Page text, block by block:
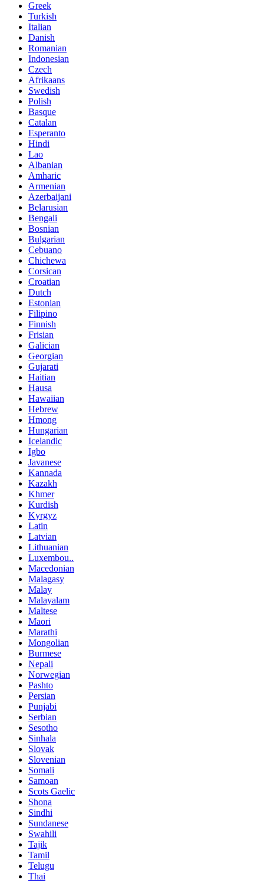
Greek
Turkish
Italian
Danish
Romanian
Indonesian
Czech
Afrikaans
Swedish
Polish
Basque
Catalan
Esperanto
Hindi
Lao
Albanian
Amharic
Armenian
Azerbaijani
Belarusian
Bengali
Bosnian
Bulgarian
Cebuano
Chichewa
Corsican
Croatian
Dutch
Estonian
Filipino
Finnish
Frisian
Galician
Georgian
Gujarati
Haitian
Hausa
Hawaiian
Hebrew
Hmong
Hungarian
Icelandic
Igbo
Javanese
Kannada
Kazakh
Khmer
Kurdish
Kyrgyz
Latin
Latvian
Lithuanian
Luxembou..
Macedonian
Malagasy
Malay
Malayalam
Maltese
Maori
Marathi
Mongolian
Burmese
Nepali
Norwegian
Pashto
Persian
Punjabi
Serbian
Sesotho
Sinhala
Slovak
Slovenian
Somali
Samoan
Scots Gaelic
Shona
Sindhi
Sundanese
Swahili
Tajik
Tamil
Telugu
Thai